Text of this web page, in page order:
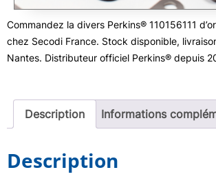
Commandez la divers Perkins® 110156111
chez Secodi France. Stock disponible,
Nantes. Distributeur officiel Perkins® depuis
Description Informations
Description